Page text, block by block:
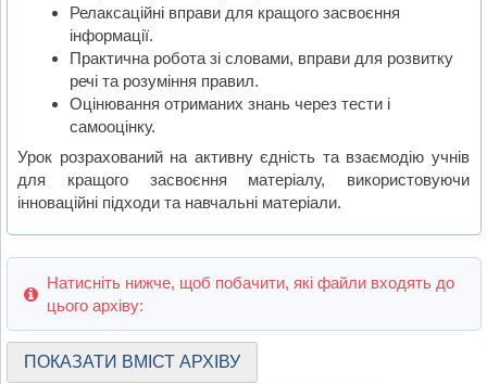
Релаксаційні вправи для кращого засвоєння
інформації.
Практична робота зі словами, вправи для розвитку
речі та розуміння правил.
Оцінювання отриманих знань через тести і
самооцінку.
Урок розрахований на активну єдність та взаємодію учнів
для кращого засвоєння матеріалу, використовуючи
інноваційні підходи та навчальні матеріали.
Натисніть нижче, щоб побачити, які файли входять до
цього архіву:
ПОКАЗАТИ ВМІСТ АРХІВУ